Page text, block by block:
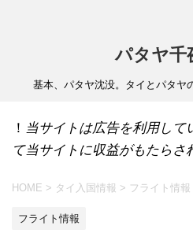
パタヤ千
基本、パタヤ沈没。タイとパタヤ
！ 当サイトは広告を利用して
て当サイトに収益がもたらさ
HOME > タイ入国情報 > フライト情報
フライト情報